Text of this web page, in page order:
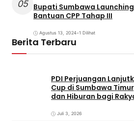
05 Bupati Sumbawa
Bantuan CPP Tahap III
Agustus 13, 2024•1 Dilihat
Berita Terbaru
PDI Perjuangan
Cup di Sumbawa
dan Hiburan bagi
Juli 3, 2026